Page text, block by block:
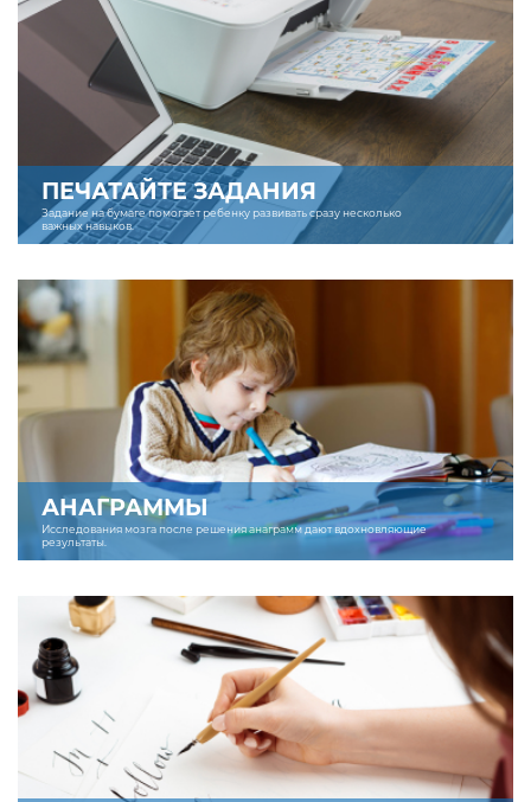
ПЕЧАТАЙТЕ ЗАДАНИЯ
Задание на бумаге помогает ребенку развивать сразу несколько
важных навыков.
АНАГРАММЫ
Исследования мозга после решения анаграмм дают вдохновляющие
результаты.